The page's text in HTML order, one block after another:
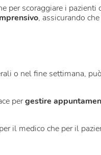
scoraggiare i pazienti
, assicurando
o nel fine settimana,
pergestire
il medico che per il